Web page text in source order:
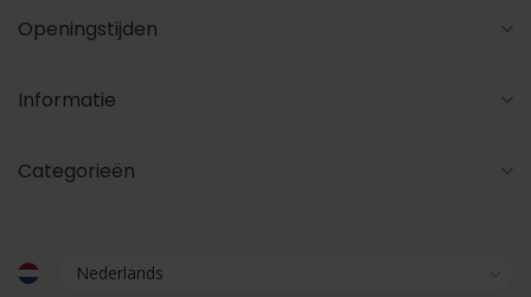
Openingstijden
Informatie
Categorieën